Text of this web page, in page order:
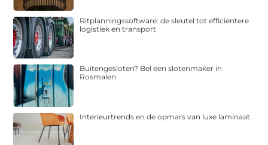
Ritplanningssoftware: de sleutel tot efficiëntere
logistiek en transport
Buitengesloten? Bel een slotenmaker in
Rosmalen
Interieurtrends en de opmars van luxe laminaat